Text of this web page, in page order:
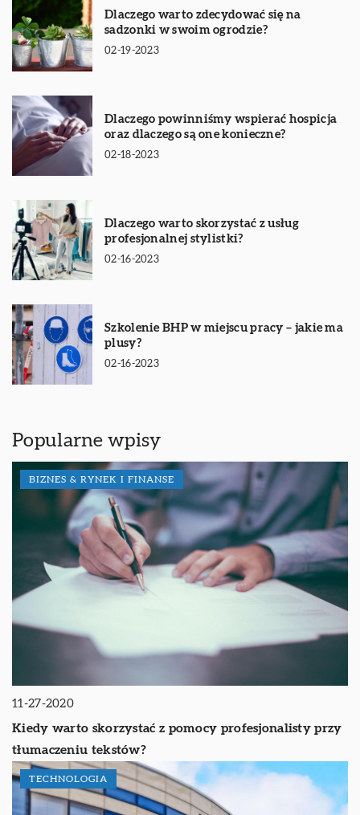
Dlaczego warto zdecydować się na
sadzonki w swoim ogrodzie?
02-19-2023
Dlaczego powinniśmy wspierać hospicja
oraz dlaczego są one konieczne?
02-18-2023
Dlaczego warto skorzystać z usług
profesjonalnej stylistki?
02-16-2023
Szkolenie BHP w miejscu pracy – jakie ma
plusy?
02-16-2023
Popularne wpisy
BIZNES & RYNEK I FINANSE
11-27-2020
Kiedy warto skorzystać z pomocy profesjonalisty przy
tłumaczeniu tekstów?
TECHNOLOGIA